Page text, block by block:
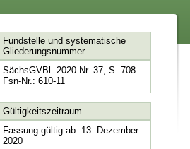
Fundstelle und systematische
Gliederungsnummer
SächsGVBl. 2020 Nr. 37, S. 708
Fsn-Nr.: 610-11
Gültigkeitszeitraum
Fassung gültig ab: 13. Dezember
2020